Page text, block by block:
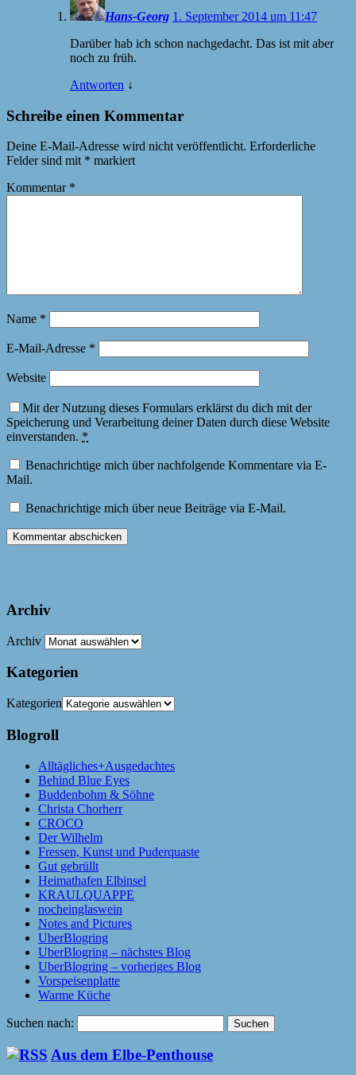
Hans-Georg 1. September 2014 um 11:47
Darüber hab ich schon nachgedacht. Das ist mit aber
noch zu früh.
Antworten ↓
Schreibe einen Kommentar
Deine E-Mail-Adresse wird nicht veröffentlicht. Erforderliche
Felder sind mit * markiert
Kommentar *
Name *
E-Mail-Adresse *
Website
Mit der Nutzung dieses Formulars erklärst du dich mit der
Speicherung und Verarbeitung deiner Daten durch diese Website
einverstanden. *
Benachrichtige mich über nachfolgende Kommentare via E-
Mail.
Benachrichtige mich über neue Beiträge via E-Mail.
Archiv
Archiv
Kategorien
Kategorien
Blogroll
Alltägliches+Ausgedachtes
Behind Blue Eyes
Buddenbohm & Söhne
Christa Chorherr
CROCO
Der Wilhelm
Fressen, Kunst und Puderquaste
Gut gebrüllt
Heimathafen Elbinsel
KRAULQUAPPE
nocheinglaswein
Notes and Pictures
UberBlogring
UberBlogring – nächstes Blog
UberBlogring – vorheriges Blog
Vorspeisenplatte
Warme Küche
Suchen nach:
Aus dem Elbe-Penthouse